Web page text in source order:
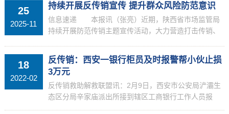
25
2025-11
持续开展反传销宣传 提升群众风险防范意识
信息速递 本报讯（张亮）近期，陕西省市场监管局
持续开展防范传销主题宣传活动，大力营造打击传销、
销陷阱，守护财产安全。 此次反传销宣传活动在陕
西省多个...
18
2022-02
反传销：西安一银行柜员及时报警帮小伙止损
3万元
反传销救助解救联盟讯：2月9日，西安市公安局浐灞生
态区分局辛家庙派出所接到辖区工商银行工作人员报